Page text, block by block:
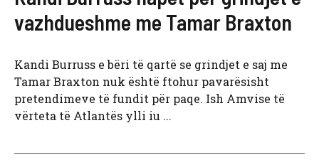
vazhdueshme me Tamar Braxton
Kandi Burruss e bëri të qartë se grindjet e saj me
Tamar Braxton nuk është ftohur pavarësisht
pretendimeve të fundit për paqe. Ish Amvise të
vërteta të Atlantës ylli iu ...